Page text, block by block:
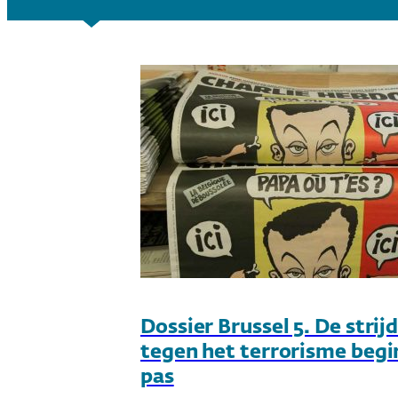
Dossier Brussel 5. De strijd
tegen het terrorisme
pas